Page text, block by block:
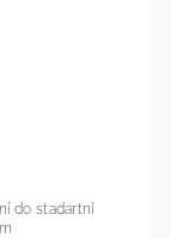
cm